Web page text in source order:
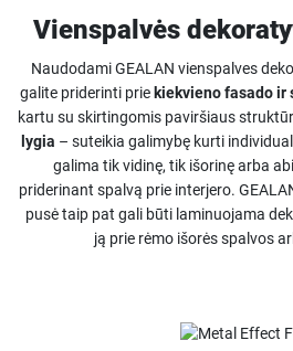
Vienspalvės
Naudodami GEALAN vienspalves
galite priderinti prie kiekvieno fasado ir
kartu su skirtingomis paviršiaus
lygia – suteikia galimybę kurti
galima tik vidinę, tik išorinę arba
priderinant spalvą prie interjero.
pusė taip pat gali būti laminuojama
ją prie rėmo išorės spalvos